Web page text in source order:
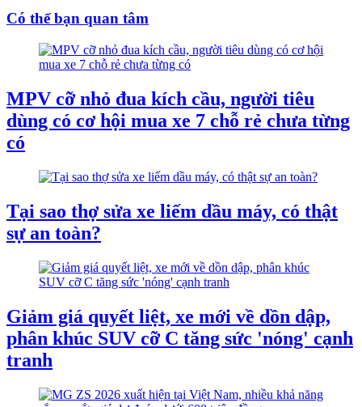
Có thể bạn quan tâm
MPV cỡ nhỏ đua kích cầu, người tiêu
dùng có cơ hội mua xe 7 chỗ rẻ chưa từng
có
Tại sao thợ sửa xe liếm dầu máy, có thật
sự an toàn?
Giảm giá quyết liệt, xe mới về dồn dập,
phân khúc SUV cỡ C tăng sức 'nóng' cạnh
tranh